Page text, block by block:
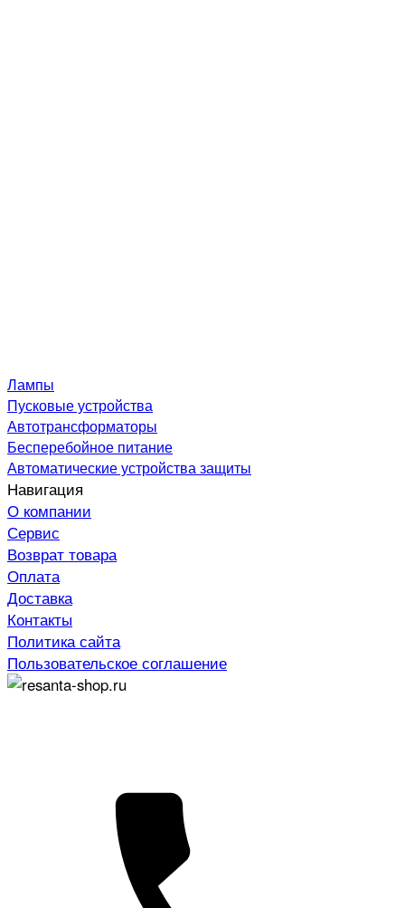
Лампы
Пусковые устройства
Автотрансформаторы
Бесперебойное питание
Автоматические устройства защиты
Навигация
О компании
Сервис
Возврат товара
Оплата
Доставка
Контакты
Политика сайта
Пользовательское соглашение